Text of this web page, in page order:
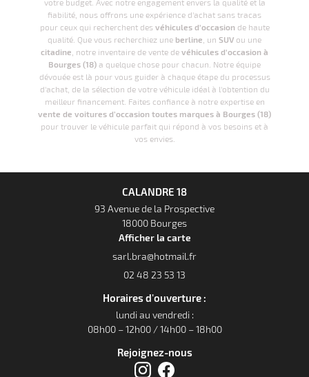
votre budget. Avec notre engagement envers la qualité et la
fiabilité, nous offrons une expérience d'achat sans tracas
pour ceux qui recherchent des véhicules d'occasion de haute
qualité. Que vous recherchiez une berline , un SUV ou une
citadine , notre inventaire de vente de véhicules d'occasion à
Bourges (18) a quelque chose pour chacun. Notre équipe
dévouée est là pour vous guider à chaque étape du processus
d'achat, de la sélection de votre véhicule idéal à l'obtention du
meilleur financement. Faites confiance à notre expertise en
vente de voitures d’occasion toutes marques à Bourges (18)
pour trouver le véhicule parfait qui répond à vos besoins et à
vos envies.
CALANDRE 18
93 Avenue de la Prospective
18000 Bourges
Afficher la carte
02 48 23 53 13
Horaires d'ouverture :
lundi au vendredi :
08h00 – 12h00 / 14h00 – 18h00
Rejoignez-nous